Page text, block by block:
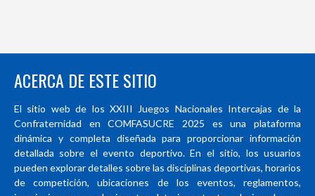
ACERCA DE ESTE SITIO
El sitio web de los XXIII Juegos Nacionales Intercajas de la
Confraternidad en COMFASUCRE 2025 es una plataforma
dinámica y completa diseñada para proporcionar información
detallada sobre el evento deportivo. En el sitio, los usuarios
pueden explorar detalles sobre las disciplinas deportivas, horarios
de competición, ubicaciones de los eventos, reglamentos,